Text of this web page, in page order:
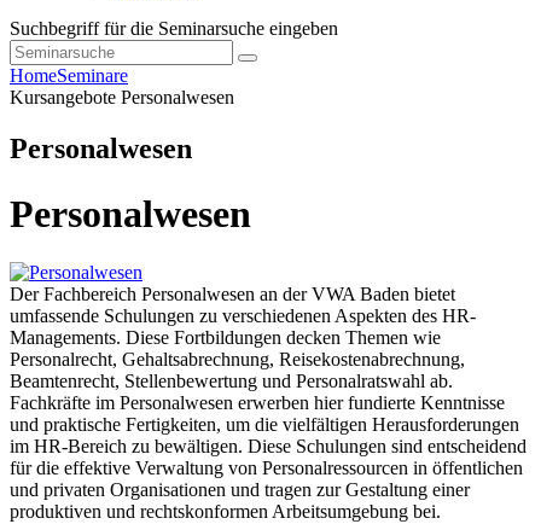
Suchbegriff für die Seminarsuche eingeben
HomeSeminare
Kursangebote Personalwesen
Personalwesen
Personalwesen
Der Fachbereich Personalwesen an der VWA Baden bietet
umfassende Schulungen zu verschiedenen Aspekten des HR-
Managements. Diese Fortbildungen decken Themen wie
Personalrecht, Gehaltsabrechnung, Reisekostenabrechnung,
Beamtenrecht, Stellenbewertung und Personalratswahl ab.
Fachkräfte im Personalwesen erwerben hier fundierte Kenntnisse
und praktische Fertigkeiten, um die vielfältigen Herausforderungen
im HR-Bereich zu bewältigen. Diese Schulungen sind entscheidend
für die effektive Verwaltung von Personalressourcen in öffentlichen
und privaten Organisationen und tragen zur Gestaltung einer
produktiven und rechtskonformen Arbeitsumgebung bei.